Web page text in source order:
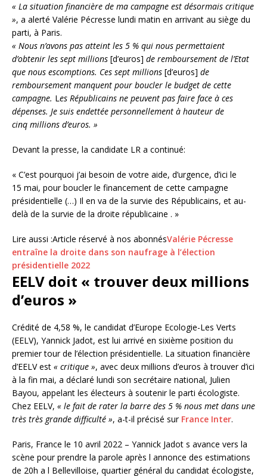
« La situation financière de ma campagne est désormais critique
», a alerté Valérie Pécresse lundi matin en arrivant au siège du
parti, à Paris.
« Nous n’avons pas atteint les 5 % qui nous permettaient
d’obtenir les sept millions [d’euros] de remboursement de l’Etat
que nous escomptions. Ces sept millions [d’euros] de
remboursement manquent pour boucler le budget de cette
campagne. Les Républicains ne peuvent pas faire face à ces
dépenses. Je suis endettée personnellement à hauteur de
cinq millions d’euros. »
Devant la presse, la candidate LR a continué:
« C’est pourquoi j’ai besoin de votre aide, d’urgence, d’ici le
15 mai, pour boucler le financement de cette campagne
présidentielle (…) Il en va de la survie des Républicains, et au-
delà de la survie de la droite républicaine . »
Lire aussi :Article réservé à nos abonnésValérie Pécresse
entraîne la droite dans son naufrage à l’élection
présidentielle 2022
EELV doit « trouver deux millions
d’euros »
Crédité de 4,58 %, le candidat d’Europe Ecologie-Les Verts
(EELV), Yannick Jadot, est lui arrivé en sixième position du
premier tour de l’élection présidentielle. La situation financière
d’EELV est « critique », avec deux millions d’euros à trouver d’ici
à la fin mai, a déclaré lundi son secrétaire national, Julien
Bayou, appelant les électeurs à soutenir le parti écologiste.
Chez EELV, « le fait de rater la barre des 5 % nous met dans une
très très grande difficulté », a-t-il précisé sur France Inter.
Paris, France le 10 avril 2022 – Yannick Jadot s avance vers la
scène pour prendre la parole après l annonce des estimations
de 20h a l Bellevilloise, quartier général du candidat écologiste,